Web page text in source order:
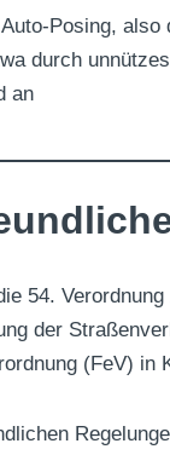
Posing,
durch
an
54.
der
(FeV) in